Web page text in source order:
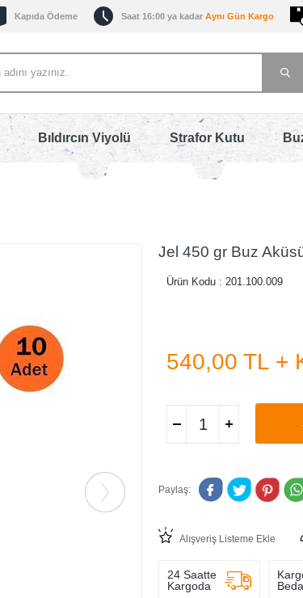
Kapıda Ödeme Saat 16:00 ya kadar Aynı Gün Kargo
Bıldırcın Viyolü Strafor Kutu
Jel 450 gr Buz
Ürün Kodu : 201.100.009
540,00 TL +
Paylaş:
Alışveriş Listeme Ekle
24 Saatte
Kargoda